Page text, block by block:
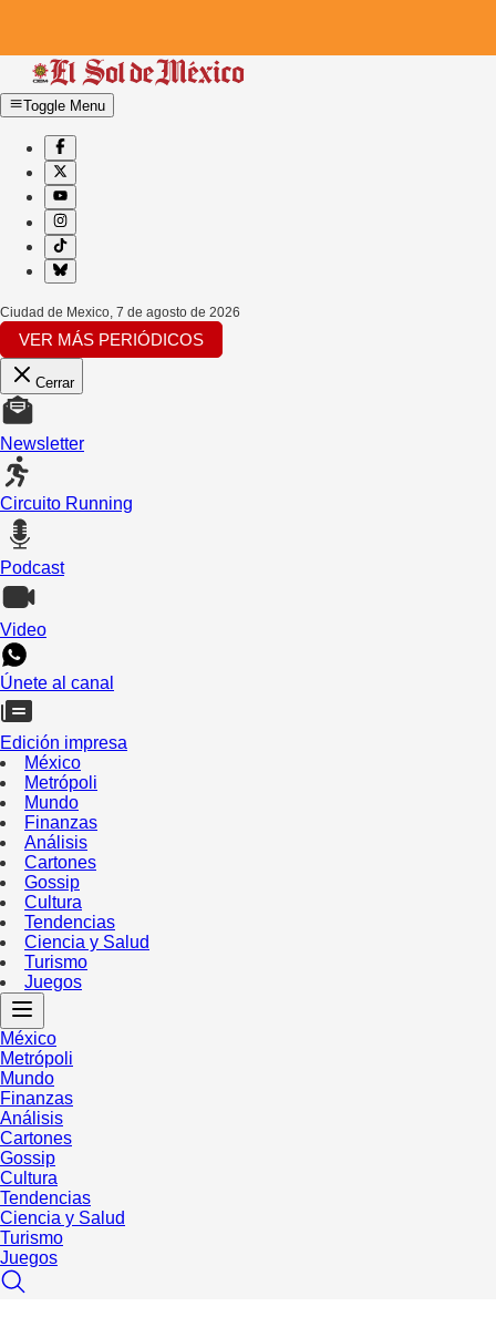
Toggle Menu
Ciudad de Mexico, 7 de agosto de 2026
VER MÁS PERIÓDICOS
Cerrar
Newsletter
Circuito Running
Podcast
Video
Únete al canal
Edición impresa
México
Metrópoli
Mundo
Finanzas
Análisis
Cartones
Gossip
Cultura
Tendencias
Ciencia y Salud
Turismo
Juegos
México
Metrópoli
Mundo
Finanzas
Análisis
Cartones
Gossip
Cultura
Tendencias
Ciencia y Salud
Turismo
Juegos